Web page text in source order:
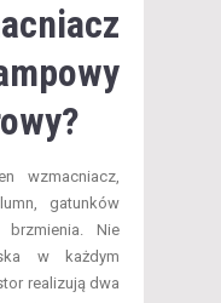
wzmacniacz,
gatunków
Nie
w każdym
realizują dwa